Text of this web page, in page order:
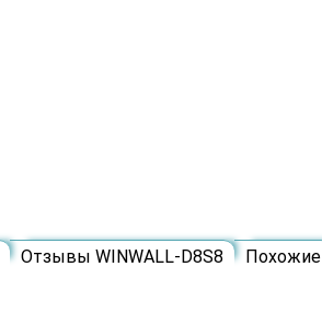
Отзывы WINWALL-D8S8 Похожие